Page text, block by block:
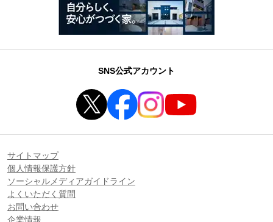
SNS公式アカウント
サイトマップ
個人情報保護方針
ソーシャルメディアガイドライン
よくいただく質問
お問い合わせ
企業情報